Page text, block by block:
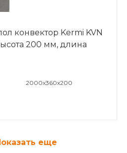
конвектор Kermi KVN
200 мм, длина
2000x360x200
еще